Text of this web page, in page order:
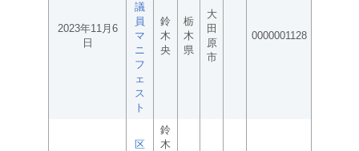
2023年11月6
日
議
員
マ
ニ
フ
ェ
ス
ト
鈴
木
央
栃
木
県
大
田
原
市
0000001128
区
鈴
木